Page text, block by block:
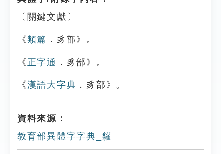
〔關鍵文獻〕
《類篇 ．豸部》。
《 正字通 ．豸部》。
《漢語大字典 ．豸部》。
資料來源：
教育部異體字字典_貛